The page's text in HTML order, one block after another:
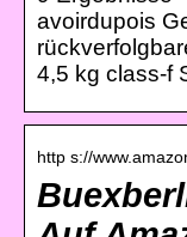
avoirdupois
4,5 kg class-f
http s://